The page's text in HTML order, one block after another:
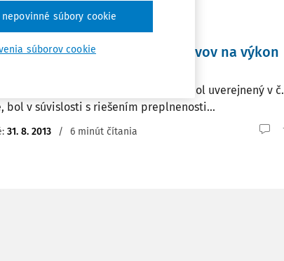
problému preplnenosti ústavov na výkon
v konaní - reči a realita", ktorý bol uverejnený v č.
bol v súvislosti s riešením preplnenosti...
31. 8. 2013 / 6 minút čítania
súborov cookie
súbory cookie